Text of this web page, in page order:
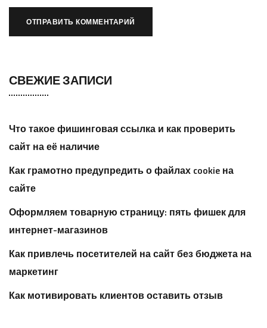
СВЕЖИЕ ЗАПИСИ
Что такое фишинговая ссылка и как проверить
сайт на её наличие
Как грамотно предупредить о файлах cookie на
сайте
Оформляем товарную страницу: пять фишек для
интернет-магазинов
Как привлечь посетителей на сайт без бюджета на
маркетинг
Как мотивировать клиентов оставить отзыв